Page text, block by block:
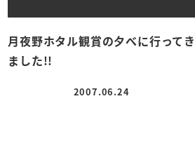
月夜野ホタル観賞の夕べに行ってき
ました!!
投稿日
2007.06.24